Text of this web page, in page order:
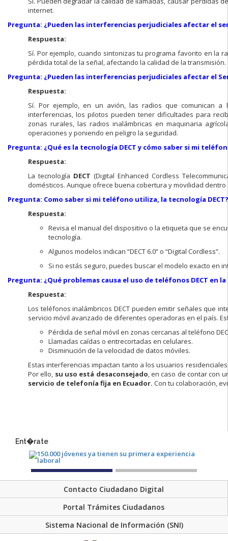
internet.
Pregunta: ¿Pueden las interferencias perjudiciales afectar el
Respuesta:
Sí. Por ejemplo, cuando sintonizas tu programa favorito en la
pérdida total de la señal, afectando la calidad de la transmisión.
Pregunta: ¿Pueden las interferencias perjudiciales afectar el
Respuesta:
Sí. Por ejemplo, en un avión, las radios que comunican
interferencias, los pilotos pueden tener dificultades para
zonas rurales, las radios inalámbricas en maquinaria
operaciones y poniendo en peligro la seguridad.
Pregunta: ¿Qué es la tecnología DECT y cómo saber si mi
Respuesta:
La tecnología DECT (Digital Enhanced Cordless
domésticos. Aunque ofrece buena cobertura y movilidad dentro
Pregunta: Como saber si mi teléfono utiliza, la tecnología DECT?
Respuesta:
Revisa el manual del dispositivo o la etiqueta que se
tecnología.
Algunos modelos indican “DECT 6.0” o “Digital Cordless”.
Si no estás seguro, puedes buscar el modelo exacto en
Pregunta: ¿Qué problemas causa el uso de teléfonos DECT en
Respuesta:
Los teléfonos inalámbricos DECT pueden emitir señales que
servicio móvil avanzado de diferentes operadoras en el país.
Pérdida de señal móvil en zonas cercanas al teléfono
Llamadas caídas o entrecortadas en celulares.
Disminución de la velocidad de datos móviles.
Estas interferencias impactan tanto a los usuarios
Por ello, su uso está desaconsejado, en caso de contar con
servicio de telefonía fija en Ecuador. Con tu colaboración,
Ent�rate
Contacto Ciudadano Digital
Portal Trámites Ciudadanos
Sistema Nacional de Información (SNI)